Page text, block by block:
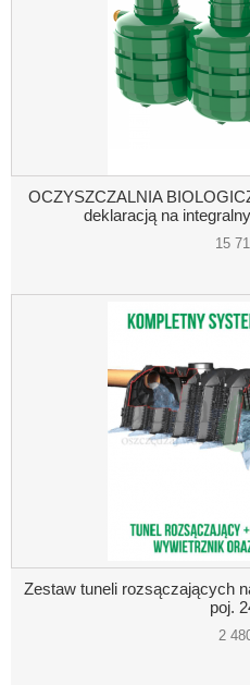
OCZYSZCZALNIA
deklaracją na
15
Zestaw tuneli rozsączających
poj.
2